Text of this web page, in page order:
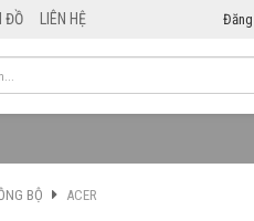
ĐỒ LIÊN HỆ
BỘ ACER